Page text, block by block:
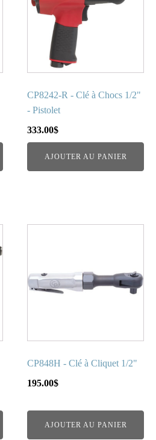
CP8242-R - Clé à Chocs 1/2"
- Pistolet
333.00$
AJOUTER AU PANIER
CP848H - Clé à Cliquet 1/2"
195.00$
AJOUTER AU PANIER